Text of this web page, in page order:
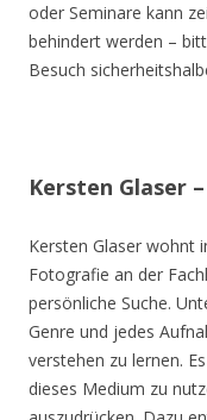
oder Seminare kann
behindert werden –
Besuch
Kersten Glaser
Kersten Glaser wohnt
Fotografie an der
persönliche Suche.
Genre und jedes
verstehen zu lernen.
dieses Medium zu